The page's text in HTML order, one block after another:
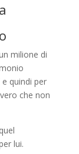
milione di
quindi per
che non
lui.